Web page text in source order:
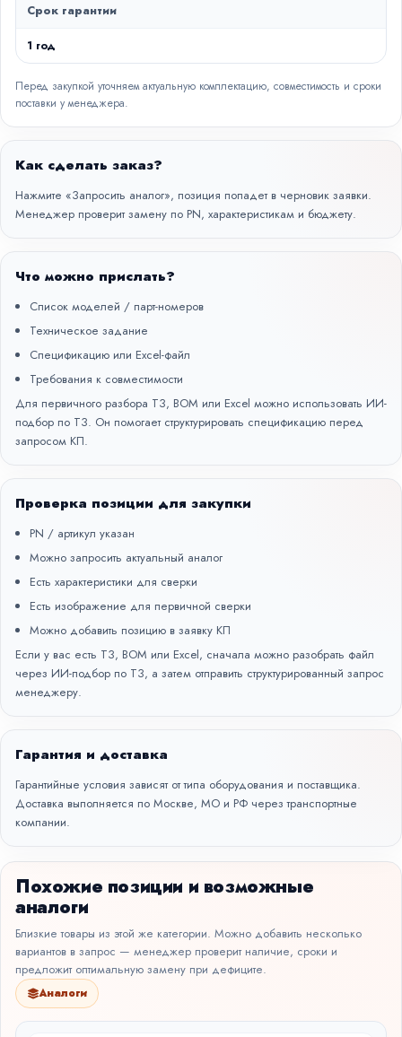
Срок гарантии
1 год
Перед закупкой уточняем актуальную комплектацию, совместимость и сроки
поставки у менеджера.
Как сделать заказ?
Нажмите «Запросить аналог», позиция попадет в черновик заявки.
Менеджер проверит замену по PN, характеристикам и бюджету.
Что можно прислать?
Список моделей / парт-номеров
Техническое задание
Спецификацию или Excel-файл
Требования к совместимости
Для первичного разбора ТЗ, BOM или Excel можно использовать ИИ-
подбор по ТЗ. Он помогает структурировать спецификацию перед
запросом КП.
Проверка позиции для закупки
PN / артикул указан
Можно запросить актуальный аналог
Есть характеристики для сверки
Есть изображение для первичной сверки
Можно добавить позицию в заявку КП
Если у вас есть ТЗ, BOM или Excel, сначала можно разобрать файл
через ИИ-подбор по ТЗ, а затем отправить структурированный запрос
менеджеру.
Гарантия и доставка
Гарантийные условия зависят от типа оборудования и поставщика.
Доставка выполняется по Москве, МО и РФ через транспортные
компании.
Похожие позиции и возможные
аналоги
Близкие товары из этой же категории. Можно добавить несколько
вариантов в запрос — менеджер проверит наличие, сроки и
предложит оптимальную замену при дефиците.
Аналоги